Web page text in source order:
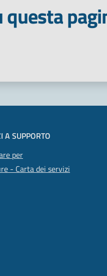
A SUPPORTO
per
- Carta dei servizi